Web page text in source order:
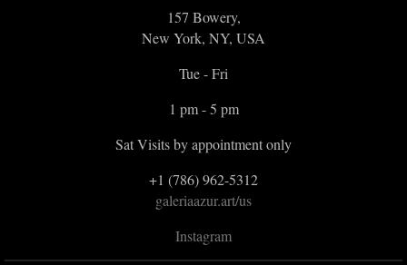
157 Bowery,
New York, NY, USA
Tue - Fri
1 pm - 5 pm
Sat Visits by appointment only
+1 (786) 962-5312
galeriaazur.art/us
Instagram